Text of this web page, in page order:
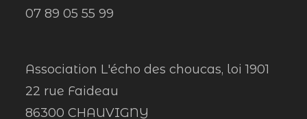
07 89 05 55 99
Association L'écho des choucas, loi 1901
22 rue Faideau
86300 CHAUVIGNY